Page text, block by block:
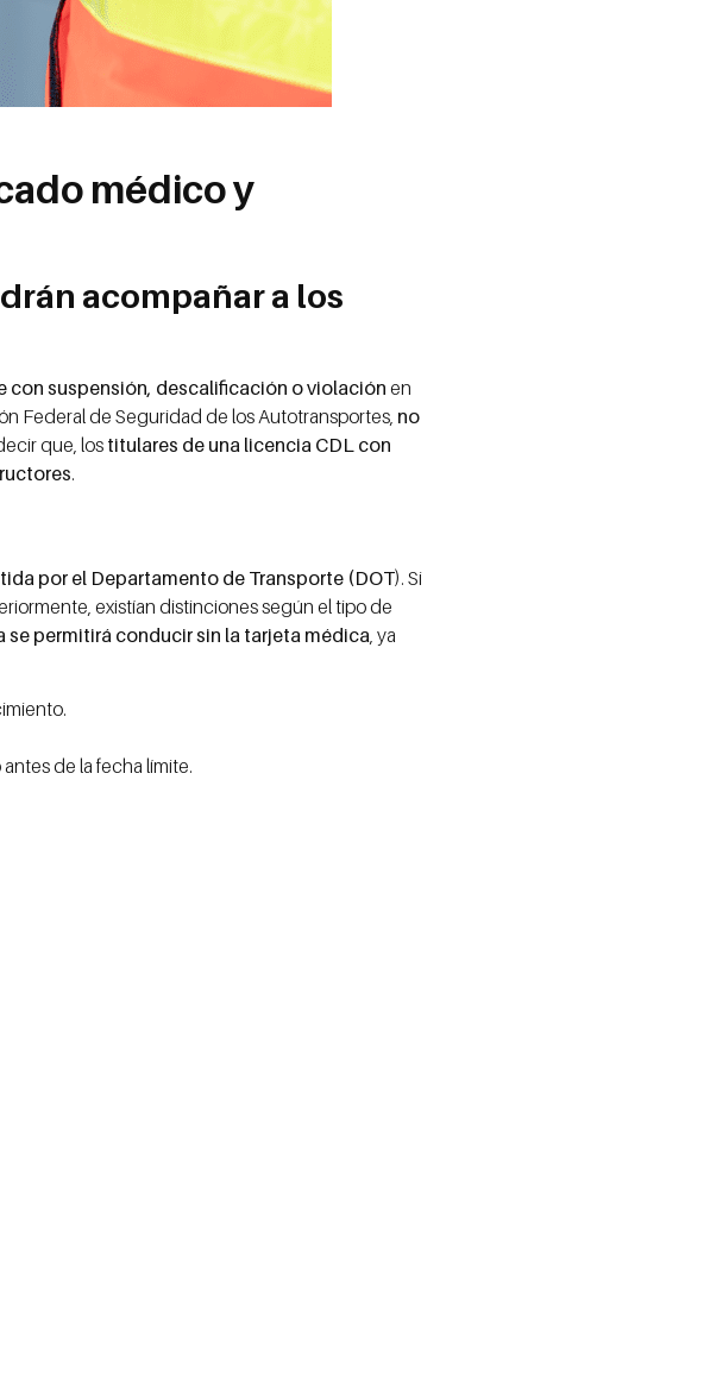
médico y
acompañar a los
con suspensión, descalificación o violación en
Federal de Seguridad de los Autotransportes, no
que, los titulares de una licencia CDL con
.
por el Departamento de Transporte (DOT). Si
existían distinciones según el tipo de
permitirá conducir sin la tarjeta médica , ya
de la fecha límite.